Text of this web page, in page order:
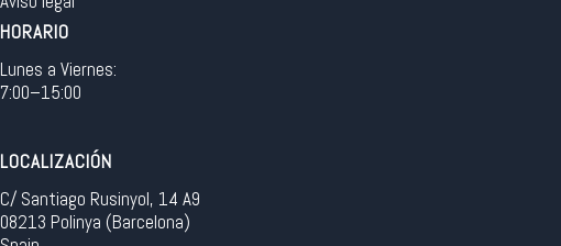
HORARIO
Lunes a Viernes:
7:00–15:00
LOCALIZACIÓN
C/ Santiago Rusinyol, 14 A9
08213 Polinya (Barcelona)